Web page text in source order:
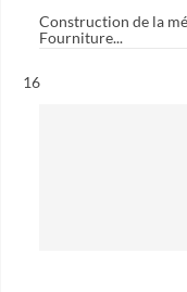
Construction de la
Fourniture...
Résultat n°
16